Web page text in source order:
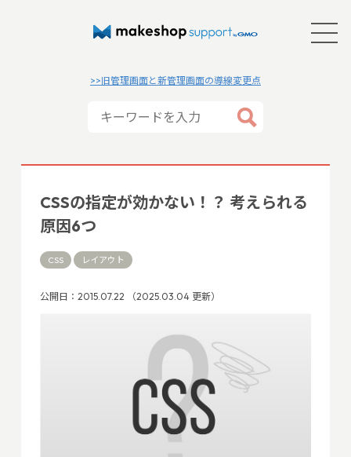
>>旧管理画面と新管理画面の導線変更点
CSSの指定が効かない！？ 考えられる
原因6つ
CSS レイアウト
公開日：2015.07.22 （2025.03.04 更新）